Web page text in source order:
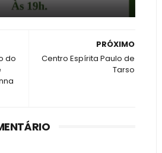
PRÓXIMO
Centro Espírita Paulo de
Tarso
do